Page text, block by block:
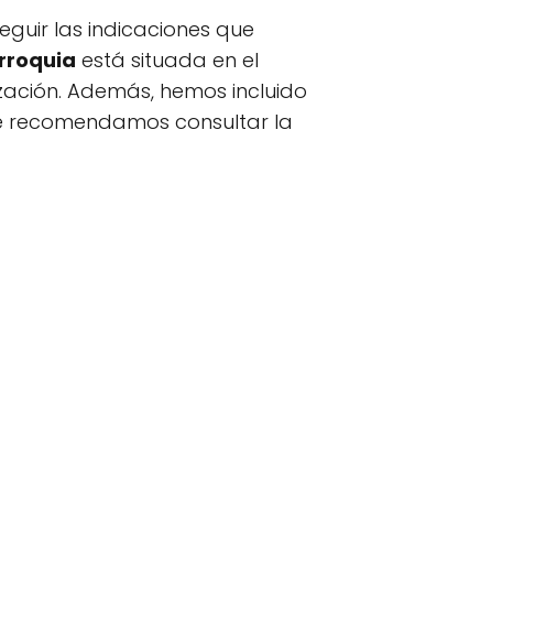
las indicaciones que
está situada en el
Además, hemos incluido
consultar la